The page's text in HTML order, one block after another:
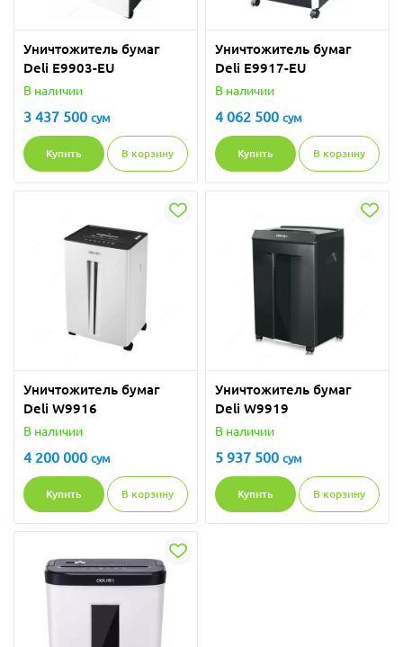
Уничтожитель бумаг
Deli E9903-EU
В наличии
3 437 500 сум
Купить В корзину
Уничтожитель бумаг
Deli E9917-EU
В наличии
4 062 500 сум
Купить В корзину
Уничтожитель бумаг
Deli W9916
В наличии
4 200 000 сум
Купить В корзину
Уничтожитель бумаг
Deli W9919
В наличии
5 937 500 сум
Купить В корзину